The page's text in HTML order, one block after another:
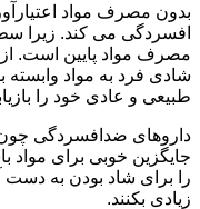
بدون مصرف مواد
افسردگی می کند. زیرا
مصرف مواد پایین است.
شادی فرد به مواد
طبیعی و عادی خود را
داروهای ضدافسردگی چون
جایگزین خوبی برای مواد
را برای شاد بودن به دست
زیادی بکنند.